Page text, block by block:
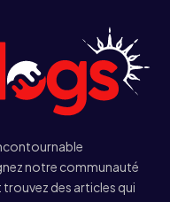
notre communauté
des articles qui